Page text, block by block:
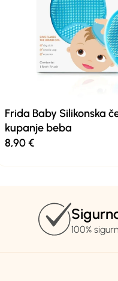
Frida Baby Silikonska
kupanje beba
8,90€
100%